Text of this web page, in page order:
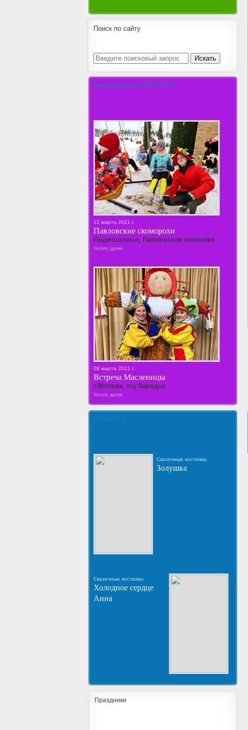
Поиск по сайту
Анимационные НОВОСТИ
12 марта 2021 г.
Павловские скоморохи
Подмосковье, Павловская гимназия
Читать далее
08 марта 2021 г.
Встреча Масленицы
г.Москва, т/ц Зарядье
Читать далее
Сказочные костюмы
Золушка
Сказочные костюмы
Холодное сердце
Анна
Праздники